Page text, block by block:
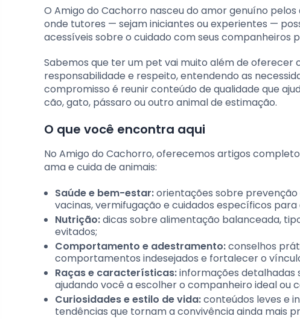
O Amigo do Cachorro nasceu do amor genuíno
onde tutores — sejam iniciantes ou experientes —
acessíveis sobre o cuidado com seus companheiros
Sabemos que ter um pet vai muito além de oferecer
responsabilidade e respeito, entendendo as
compromisso é reunir conteúdo de qualidade que
cão, gato, pássaro ou outro animal de estimação.
O que você encontra aqui
No Amigo do Cachorro, oferecemos artigos
ama e cuida de animais:
Saúde e bem-estar:orientações sobre
vacinas, vermifugação e cuidados específicos
Nutrição:dicas sobre alimentação balanceada,
evitados;
Comportamento e adestramento:conselhos
comportamentos indesejados e fortalecer o
Raças e características:informações detalhadas
ajudando você a escolher o companheiro ideal ou
Curiosidades e estilo de vida:conteúdos leves e
tendências que tornam a convivência ainda mais